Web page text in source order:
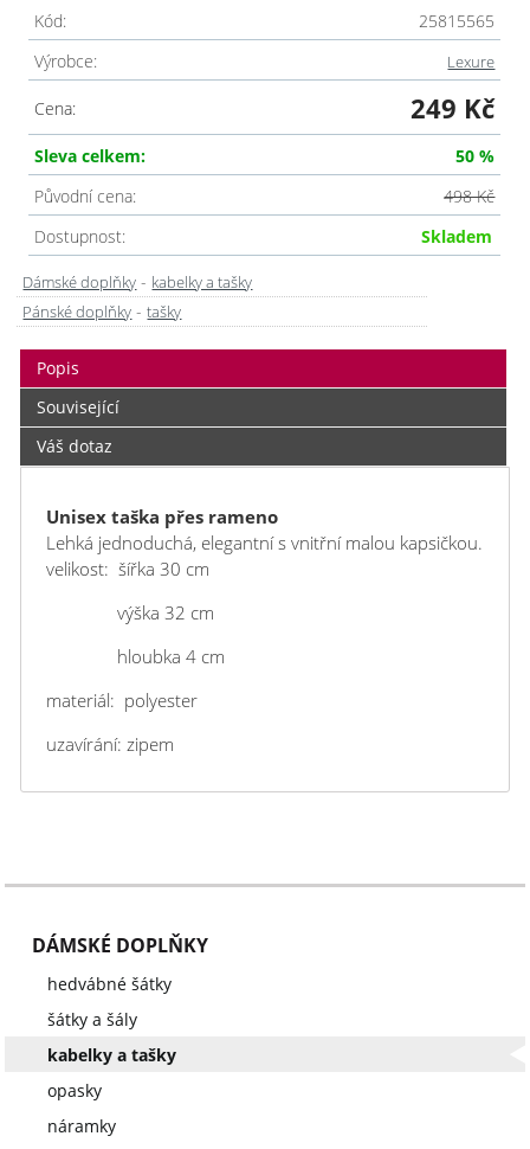
Kód:
25815565
Výrobce:
Lexure
Cena: 249 Kč
Sleva celkem:
50 %
Původní cena:
498 Kč
Dostupnost:
Skladem
Dámské doplňky - kabelky a tašky
Pánské doplňky -tašky
Popis
Související
Váš dotaz
Unisex taška přes rameno
Lehká jednoduchá, elegantní s vnitřní malou kapsičkou.
velikost: šířka 30 cm
výška 32 cm
hloubka 4 cm
materiál: polyester
uzavírání: zipem
DÁMSKÉ DOPLŇKY
hedvábné šátky
šátky a šály
kabelky a tašky
opasky
náramky